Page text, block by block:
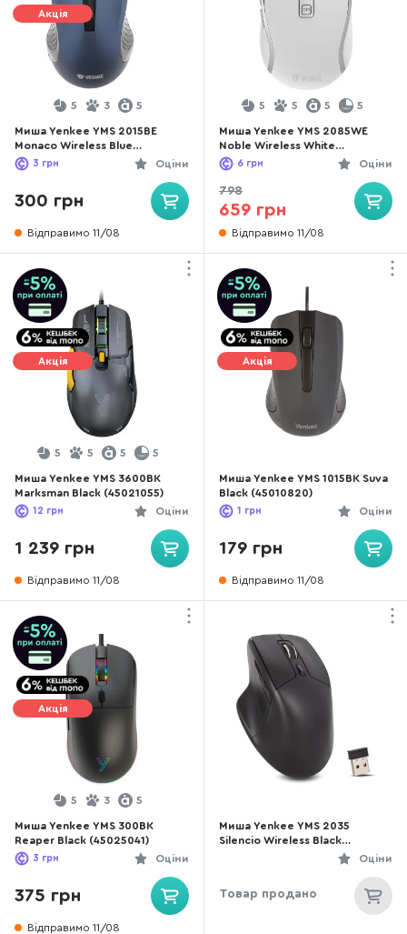
Акція
5 3 5
Миша Yenkee YMS 2015BE
Monaco Wireless Blue
(45010826)
Оціни
3 грн
300 грн
Відправимо 11/08
5 5 5 5
Миша Yenkee YMS 2085WE
Noble Wireless White
(45019715)
Оціни
6 грн
798
659 грн
Відправимо 11/08
Акція
5 5 5 5
Миша Yenkee YMS 3600BK
Marksman Black (45021055)
Оціни
12 грн
1 239 грн
Відправимо 11/08
Акція
Миша Yenkee YMS 1015BK Suva
Black (45010820)
Оціни
1 грн
179 грн
Відправимо 11/08
Акція
5 3 5
Миша Yenkee YMS 300BK
Reaper Black (45025041)
Оціни
3 грн
375 грн
Відправимо 11/08
Миша Yenkee YMS 2035
Silencio Wireless Black
Оціни
Товар продано